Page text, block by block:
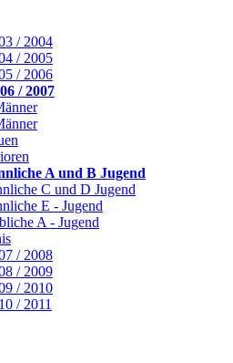
/ 2004
/ 2005
/ 2006
/ 2007
A und B Jugend
C und D Jugend
E - Jugend
A - Jugend
/ 2008
/ 2009
/ 2010
/ 2011